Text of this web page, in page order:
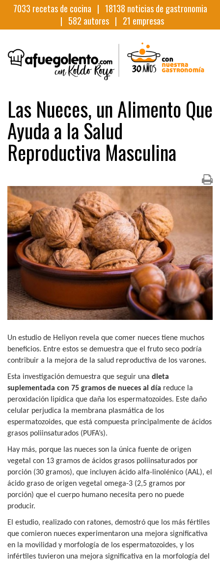
7033 recetas de cocina | 18138 noticias de gastronomia
| 582 autores | 21 empresas
Las Nueces, un Alimento Que
Ayuda a la Salud
Reproductiva Masculina
Un estudio de Heliyon revela que comer nueces tiene muchos
beneficios. Entre estos se demuestra que el fruto seco podría
contribuir a la mejora de la salud reproductiva de los varones.
Esta investigación demuestra que seguir una dieta
suplementada con 75 gramos de nueces al día reduce la
peroxidación lipídica que daña los espermatozoides. Este daño
celular perjudica la membrana plasmática de los
espermatozoides, que está compuesta principalmente de ácidos
grasos poliinsaturados (PUFA’s).
Hay más, porque las nueces son la única fuente de origen
vegetal con 13 gramos de ácidos grasos poliinsaturados por
porción (30 gramos), que incluyen ácido alfa-linolénico (AAL), el
ácido graso de origen vegetal omega-3 (2,5 gramos por
porción) que el cuerpo humano necesita pero no puede
producir.
El estudio, realizado con ratones, demostró que los más fértiles
que comieron nueces experimentaron una mejora significativa
en la movilidad y morfología de los espermatozoides, y los
infértiles tuvieron una mejora significativa en la morfología del